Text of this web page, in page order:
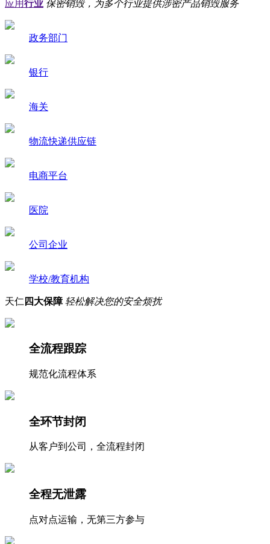
应用行业 保密销毁，为多个行业提供涉密产品销毁服务
政务部门
银行
海关
物流快递供应链
电商平台
医院
公司企业
学校/教育机构
天仁 四大保障 轻松解决您的安全烦扰
全流程跟踪
规范化流程体系
全环节封闭
从客户到公司，全流程封闭
全程无泄露
点对点运输，无第三方参与